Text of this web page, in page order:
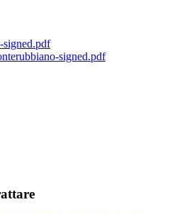
signed.pdf
signed.pdf